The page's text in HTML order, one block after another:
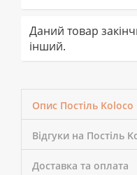
Даний товар
інший.
Опис Постіль
Відгуки на Постіль
Доставка та оплата